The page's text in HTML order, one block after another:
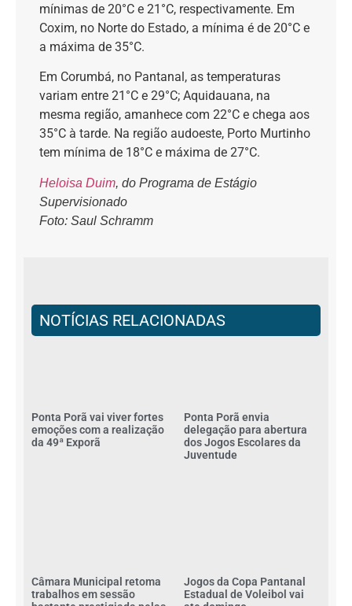
mínimas de 20°C e 21°C, respectivamente. Em
Coxim, no Norte do Estado, a mínima é de 20°C e
a máxima de 35°C.
Em Corumbá, no Pantanal, as temperaturas
variam entre 21°C e 29°C; Aquidauana, na
mesma região, amanhece com 22°C e chega aos
35°C à tarde. Na região audoeste, Porto Murtinho
tem mínima de 18°C e máxima de 27°C.
Heloisa Duim, do Programa de Estágio
Supervisionado
Foto: Saul Schramm
NOTÍCIAS RELACIONADAS
Ponta Porã vai viver fortes
emoções com a realização
da 49ª Exporã
Ponta Porã envia
delegação para abertura
dos Jogos Escolares da
Juventude
Câmara Municipal retoma
trabalhos em sessão
Jogos da Copa Pantanal
Estadual de Voleibol vai